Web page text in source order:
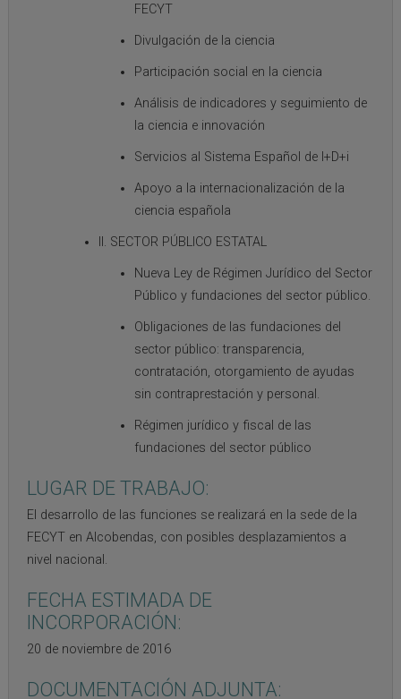
FECYT
Divulgación de la ciencia
Participación social en la ciencia
Análisis de indicadores y seguimiento de
la ciencia e innovación
Servicios al Sistema Español de I+D+i
Apoyo a la internacionalización de la
ciencia española
II. SECTOR PÚBLICO ESTATAL
Nueva Ley de Régimen Jurídico del Sector
Público y fundaciones del sector público.
Obligaciones de las fundaciones del
sector público: transparencia,
contratación, otorgamiento de ayudas
sin contraprestación y personal.
Régimen jurídico y fiscal de las
fundaciones del sector público
LUGAR DE TRABAJO:
El desarrollo de las funciones se realizará en la sede de la
FECYT en Alcobendas, con posibles desplazamientos a
nivel nacional.
FECHA ESTIMADA DE
INCORPORACIÓN:
20 de noviembre de 2016
DOCUMENTACIÓN ADJUNTA: